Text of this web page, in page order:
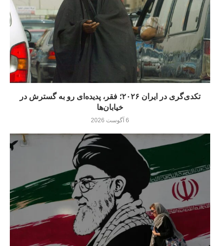
تکدی‌گری در ایران ۲۰۲۶؛ فقر، پدیده‌ای رو به گسترش در
خیابان‌ها
6 آگوست 2026